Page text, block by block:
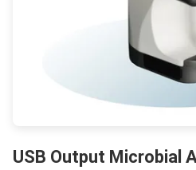
USB Output Microbial